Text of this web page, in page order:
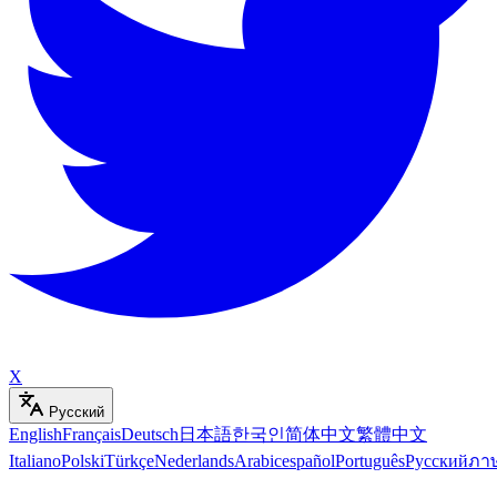
X
Русский
EnglishFrançaisDeutsch 日本語한국인简体中文繁體中文
ItalianoPolskiTürkçeNederlandsArabicespañolPortuguêsРусскийภา